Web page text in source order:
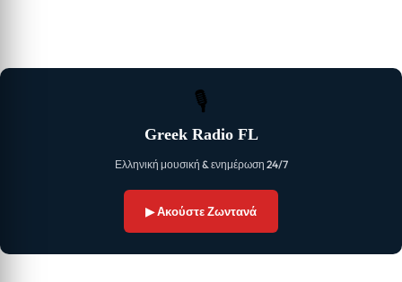
🎙
Greek Radio FL
Ελληνική μουσική & ενημέρωση 24/7
▶ Ακούστε Ζωντανά